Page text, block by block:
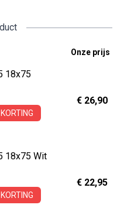
Onze prijs
18x75
€ 26,90
18x75 Wit
€ 22,95